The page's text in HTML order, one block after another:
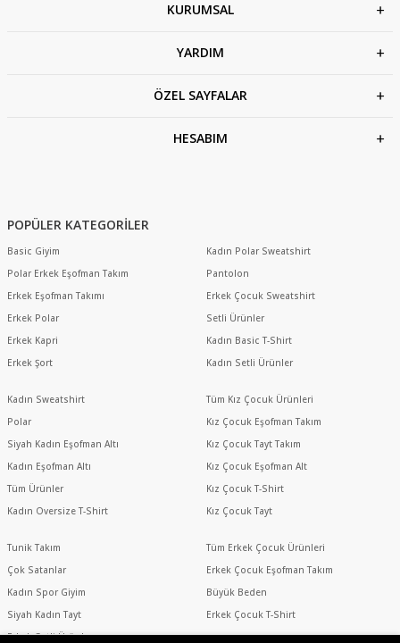
KURUMSAL
YARDIM
ÖZEL SAYFALAR
HESABIM
POPÜLER KATEGORİLER
Basic Giyim
Polar Erkek Eşofman Takım
Erkek Eşofman Takımı
Erkek Polar
Erkek Kapri
Erkek Şort
Kadın Sweatshirt
Polar
Siyah Kadın Eşofman Altı
Kadın Eşofman Altı
Tüm Ürünler
Kadın Oversize T-Shirt
Tunik Takım
Çok Satanlar
Kadın Spor Giyim
Siyah Kadın Tayt
Erkek Setli Ürünler
Kadın Polar Sweatshirt
Pantolon
Erkek Çocuk Sweatshirt
Setli Ürünler
Kadın Basic T-Shirt
Kadın Setli Ürünler
Tüm Kız Çocuk Ürünleri
Kız Çocuk Eşofman Takım
Kız Çocuk Tayt Takım
Kız Çocuk Eşofman Alt
Kız Çocuk T-Shirt
Kız Çocuk Tayt
Tüm Erkek Çocuk Ürünleri
Erkek Çocuk Eşofman Takım
Büyük Beden
Erkek Çocuk T-Shirt